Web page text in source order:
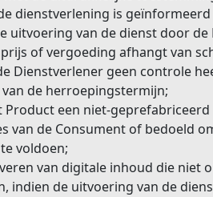
dienstverlening is
uitvoering van de dienst door
of vergoeding afhangt van
Dienstverlener geen controle
de herroepingstermijn;
Product een niet-
van de Consument of bedoeld
voldoen;
van digitale inhoud die niet
indien de uitvoering van de